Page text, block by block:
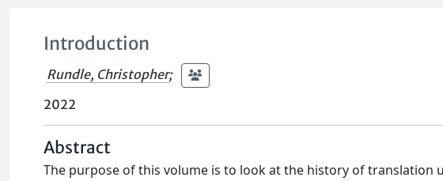
Introduction
Rundle, Christopher;
2022
Abstract
The purpose of this volume is to look at the history of translation